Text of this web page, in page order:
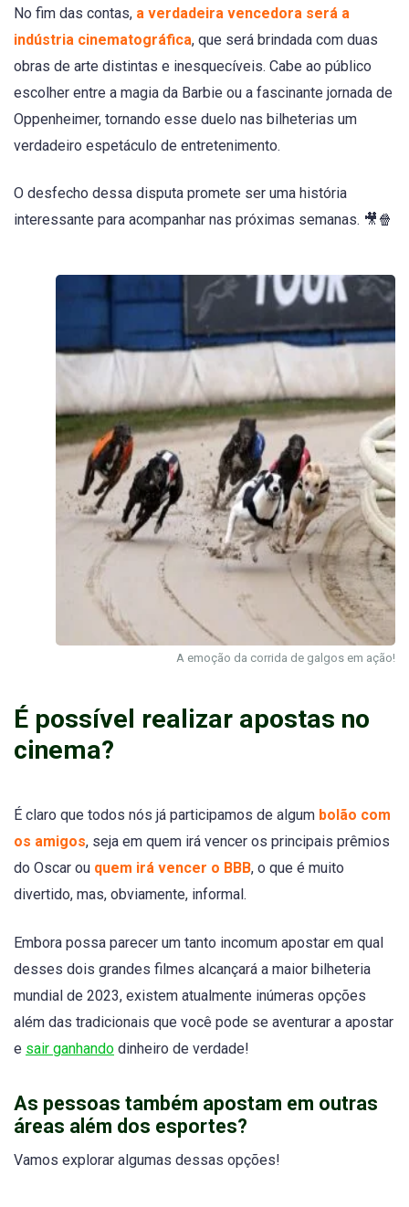
No fim das contas, a verdadeira vencedora será a
indústria cinematográfica, que será brindada com duas
obras de arte distintas e inesquecíveis. Cabe ao público
escolher entre a magia da Barbie ou a fascinante jornada de
Oppenheimer, tornando esse duelo nas bilheterias um
verdadeiro espetáculo de entretenimento.
O desfecho dessa disputa promete ser uma história
interessante para acompanhar nas próximas semanas. 🎥🍿
A emoção da corrida de galgos em ação!
É possível realizar apostas no
cinema?
É claro que todos nós já participamos de algum bolão com
os amigos, seja em quem irá vencer os principais prêmios
do Oscar ou quem irá vencer o BBB, o que é muito
divertido, mas, obviamente, informal.
Embora possa parecer um tanto incomum apostar em qual
desses dois grandes filmes alcançará a maior bilheteria
mundial de 2023, existem atualmente inúmeras opções
além das tradicionais que você pode se aventurar a apostar
e sair ganhando dinheiro de verdade!
As pessoas também apostam em outras
áreas além dos esportes?
Vamos explorar algumas dessas opções!